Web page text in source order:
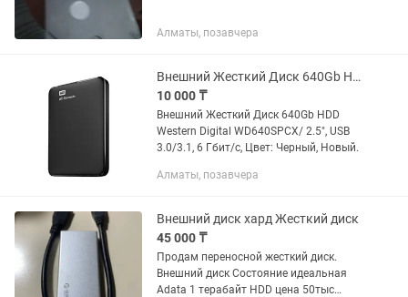
Алматы, позавчера
Внешний Жесткий Диск 640Gb HDD Western Digital WD10SPCX/ 2.5, USB 3.0/3.1,
10 000 ₸
Внешний Жесткий Диск 640Gb HDD
Western Digital WD640SPCX/ 2.5", USB
3.0/3.1, 6 Гбит/c, Цвет: Черный, Новый.
Алматы, позавчера
Внешний диск хард Жесткий диск
45 000 ₸
Продам переносной жесткий диск.
Внешний диск Состояние идеальная
Adata 1 терабайт HDD цена 50тыс